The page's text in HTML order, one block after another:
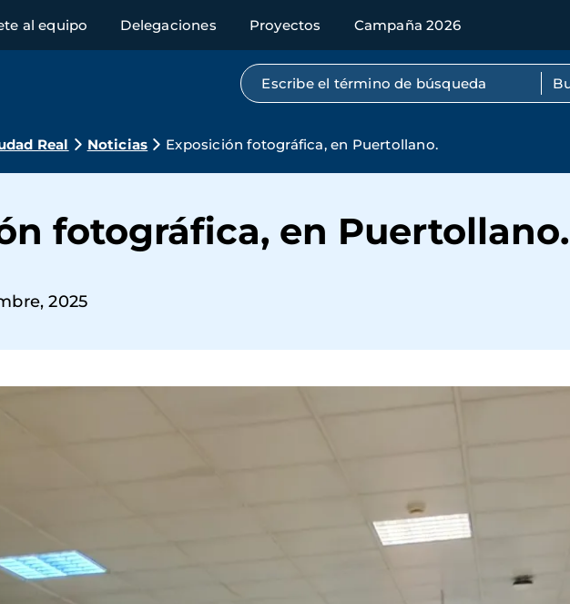
al equipo Delegaciones Proyectos Campaña 2026
Búsqueda por texto completo
Real Noticias Exposición fotográfica, en Puertollano.
fotográfica, en Puertollano.
2025